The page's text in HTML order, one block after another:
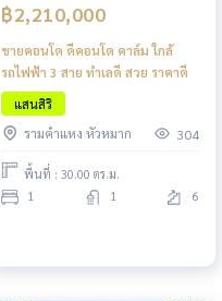
฿2,210,000
ขายคอนโด ดีคอนโด คาล์ม ใกล้
รถไฟฟ้า 3 สาย ทำเลดี สวย ราคาดี
แสนสิริ
รามคำแหง หัวหมาก
304
พื้นที่ : 30.00 ตร.ม.
1 1 6